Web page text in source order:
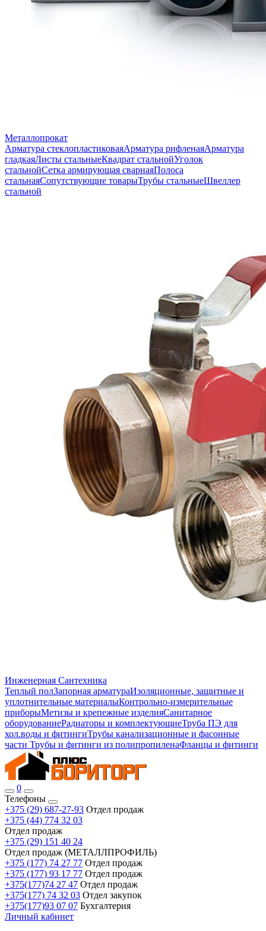
Металлопрокат
Арматура стеклопластиковаяАрматура рифленаяАрматура
гладкаяЛисты стальныеКвадрат стальнойУголок
стальнойСетка армирующая сварнаяПолоса
стальнаяСопутствующие товарыТрубы стальныеШвеллер
стальной
Инженерная Сантехника
Теплый полЗапорная арматураИзоляционные, защитные и
уплотнительные материалыКонтрольно-измерительные
приборыМетизы и крепежные изделияСанитарное
оборудованиеРадиаторы и комплектующиеТруба ПЭ для
хол.воды и фитингиТрубы канализационные и фасонные
части Трубы и фитинги из полипропиленаФланцы и фитинги
0
Телефоны
+375 (29) 687-27-93 Отдел продаж
+375 (44) 774 32 03
Отдел продаж
+375 (29) 151 40 24
Отдел продаж (МЕТАЛЛПРОФИЛЬ)
+375 (177) 74 27 77 Отдел продаж
+375 (177) 93 17 77 Отдел продаж
+375(177)74 27 47 Отдел продаж
+375(177) 74 32 03 Отдел закупок
+375(177)93 07 07 Бухгалтерия
Личный кабинет